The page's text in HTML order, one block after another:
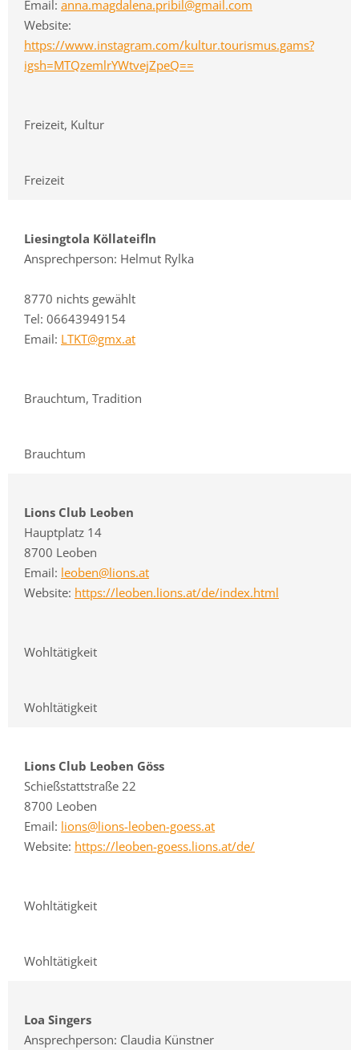
Email: anna.magdalena.pribil@gmail.com
Website:
https://www.instagram.com/kultur.tourismus.gams?
igsh=MTQzemlrYWtvejZpeQ==
Freizeit, Kultur
Freizeit
Liesingtola Köllateifln
Ansprechperson: Helmut Rylka
8770 nichts gewählt
Tel: 06643949154
Email: LTKT@gmx.at
Brauchtum, Tradition
Brauchtum
Lions Club Leoben
Hauptplatz 14
8700 Leoben
Email: leoben@lions.at
Website: https://leoben.lions.at/de/index.html
Wohltätigkeit
Wohltätigkeit
Lions Club Leoben Göss
Schießstattstraße 22
8700 Leoben
Email: lions@lions-leoben-goess.at
Website: https://leoben-goess.lions.at/de/
Wohltätigkeit
Wohltätigkeit
Loa Singers
Ansprechperson: Claudia Künstner